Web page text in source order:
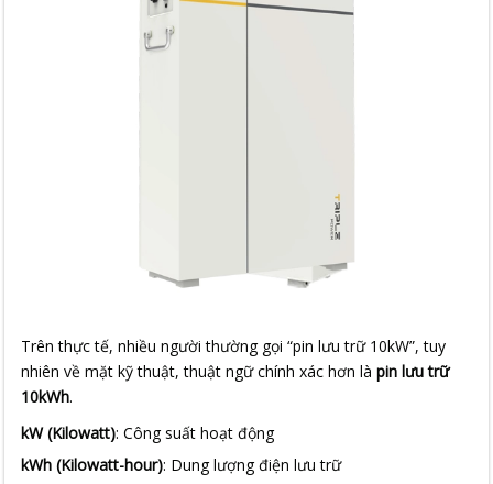
Trên thực tế, nhiều người thường gọi “pin lưu trữ 10kW”, tuy
nhiên về mặt kỹ thuật, thuật ngữ chính xác hơn làpin lưu trữ
10kWh.
kW (Kilowatt): Công suất hoạt động
kWh (Kilowatt-hour): Dung lượng điện lưu trữ